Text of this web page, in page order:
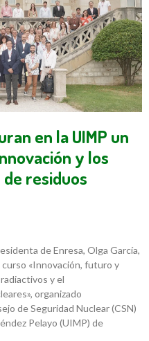
en la UIMP un
y los
residuos
de Enresa, Olga García,
«Innovación, futuro y
y el
organizado
de Seguridad Nuclear (CSN)
Pelayo (UIMP) de